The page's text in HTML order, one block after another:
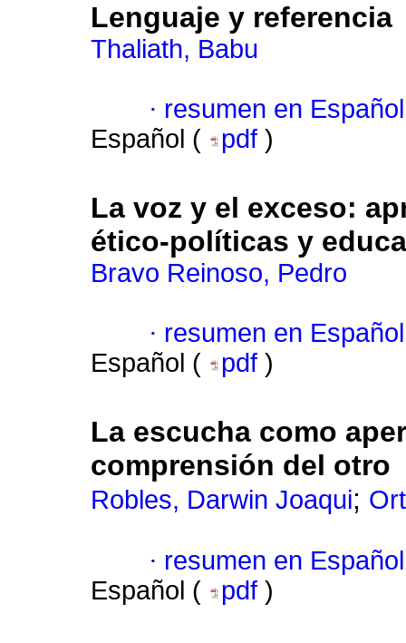
Lenguaje y referencia
Thaliath, Babu
· resumen en Español
Español (
pdf )
La voz y el exceso:
ético-políticas y
Bravo Reinoso, Pedro
· resumen en Español
Español (
pdf )
La escucha como
comprensión del otro
Robles, Darwin Joaqui;
· resumen en Español
Español (
pdf )